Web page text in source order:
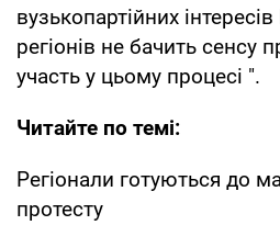
вузькопартійних
регіонів не бачить сенсу
участь у цьому процесі ".
Читайте по темі:
Регіонали готуються до
протесту